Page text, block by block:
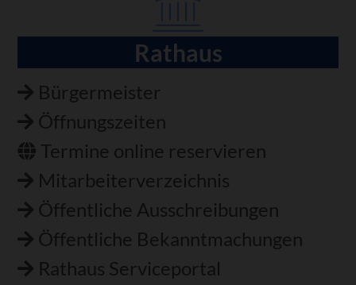
Rathaus
Bürgermeister
Öffnungszeiten
Termine online reservieren
Mitarbeiterverzeichnis
Öffentliche Ausschreibungen
Öffentliche Bekanntmachungen
Rathaus Serviceportal